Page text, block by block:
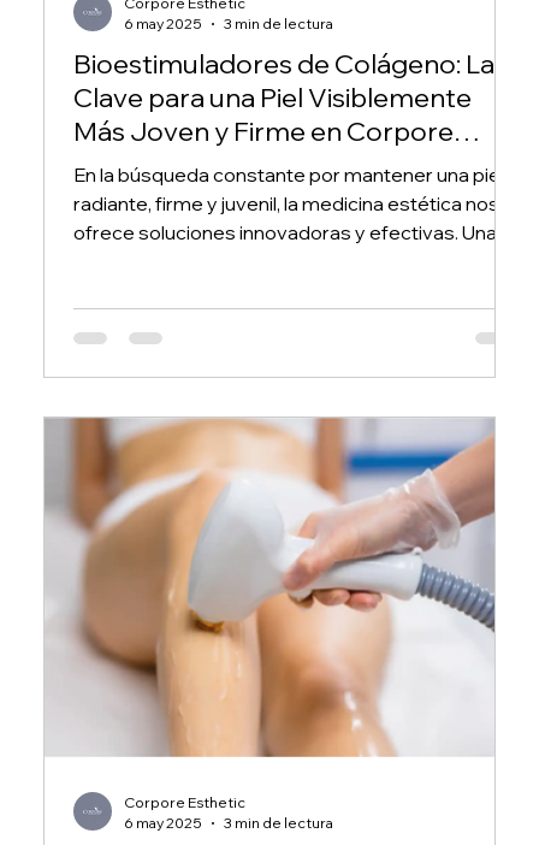
Bioestimuladores de Colágeno: La
Clave para una Piel Visiblemente
Más Joven y Firme en Corpore
Esthetic
En la búsqueda constante por mantener una piel
radiante, firme y juvenil, la medicina estética nos
ofrece soluciones innovadoras y efectivas. Una
convertido en un pilar fundamental para quienes
desean revitalizar su piel desde el interior,
6 may 2025
3 min de lectura
Corpore Esthetic
6 may 2025
3 min de lectura